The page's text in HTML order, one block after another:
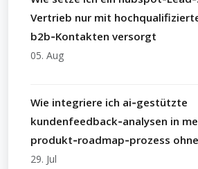
Vertrieb nur mit
b2b‑Kontakten versorgt
05. Aug
Wie integriere ich ai‑gestützte
kundenfeedback‑analysen in
produkt‑roadmap‑prozess
29. Jul